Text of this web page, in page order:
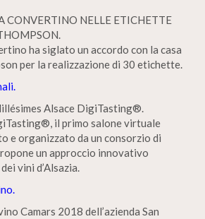
CONVERTINO NELLE ETICHETTE
ha siglato un accordo con la casa
per la realizzazione di 30 etichette.
Alsace DigiTasting®.
il primo salone virtuale
e organizzato da un consorzio di
un approccio innovativo
vini d’Alsazia.
Camars 2018 dell’azienda San